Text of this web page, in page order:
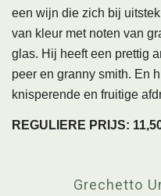
een wijn die zich bij
van kleur met noten van
glas. Hij heeft een prettig
peer en granny smith. En
knisperende en fruitige
REGULIERE PRIJS:
Grechetto